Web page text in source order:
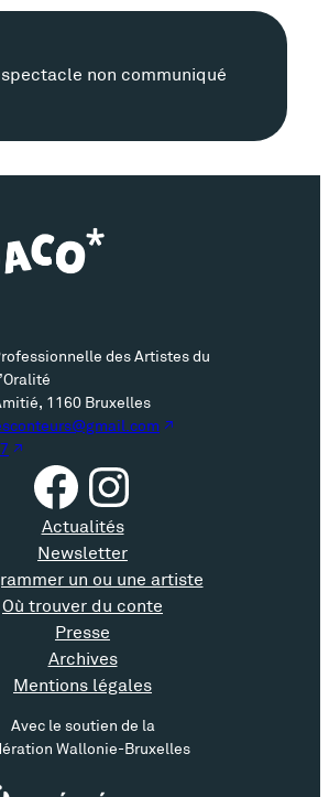
non communiqué
des Artistes du
1160 Bruxelles
Facebook Instagram
Actualités
Newsletter
un ou une artiste
Où trouver du conte
Presse
Archives
Mentions légales
Avec le soutien de la
Wallonie-Bruxelles